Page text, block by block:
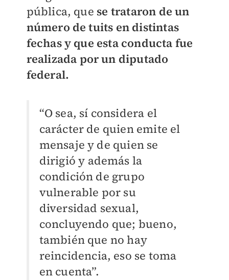
pública, que se trataron de un
número de tuits en distintas
fechas y que esta conducta fue
realizada por un diputado
federal.
“O sea, sí considera el
carácter de quien emite el
mensaje y de quien se
dirigió y además la
condición de grupo
vulnerable por su
diversidad sexual,
concluyendo que; bueno,
también que no hay
reincidencia, eso se toma
en cuenta”.